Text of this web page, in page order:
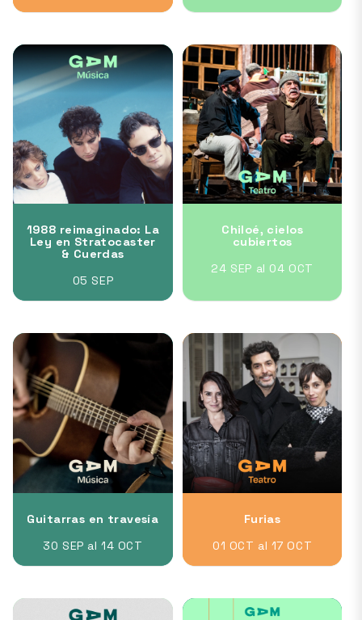
1988 reimaginado: La
Ley en Stratocaster
& Cuerdas
05 SEP
Chiloé, cielos
cubiertos
24 SEP al 04 OCT
Guitarras en travesía
30 SEP al 14 OCT
Furias
01 OCT al 17 OCT